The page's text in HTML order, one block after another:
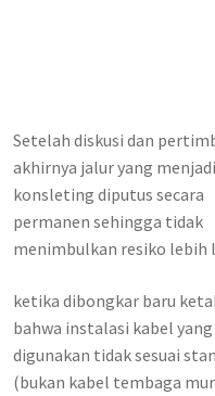
Setelah diskusi dan
akhirnya jalur yang
konsleting diputus secara
permanen sehingga tidak
menimbulkan resiko lebih
ketika dibongkar baru
bahwa instalasi kabel yang
digunakan tidak sesuai
(bukan kabel tembaga